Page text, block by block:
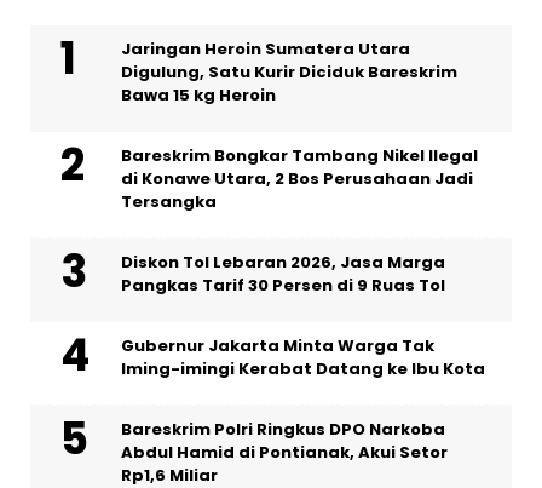
Jaringan Heroin Sumatera Utara
Digulung, Satu Kurir Diciduk Bareskrim
Bawa 15 kg Heroin
Bareskrim Bongkar Tambang Nikel Ilegal
di Konawe Utara, 2 Bos Perusahaan Jadi
Tersangka
Diskon Tol Lebaran 2026, Jasa Marga
Pangkas Tarif 30 Persen di 9 Ruas Tol
Gubernur Jakarta Minta Warga Tak
Iming-imingi Kerabat Datang ke Ibu Kota
Bareskrim Polri Ringkus DPO Narkoba
Abdul Hamid di Pontianak, Akui Setor
Rp1,6 Miliar